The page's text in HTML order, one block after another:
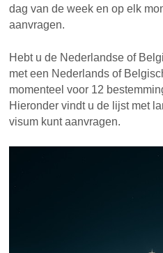
dag van de week en op elk
aanvragen.
Hebt u de Nederlandse of
met een Nederlands of
momenteel voor 12
Hieronder vindt u de lijst met
visum kunt aanvragen.